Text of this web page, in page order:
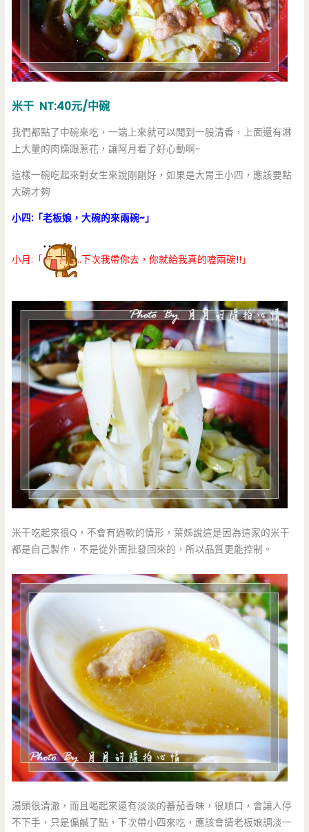
米干 NT:40元/中碗
我們都點了中碗來吃，一端上來就可以聞到一股清香，上面還有淋
上大量的肉燥跟蔥花，讓阿月看了好心動啊~
這樣一碗吃起來對女生來說剛剛好，如果是大胃王小四，應該要點
大碗才夠
小四:「老板娘，大碗的來兩碗~」
小月:「 ..下次我帶你去，你就給我真的嗑兩碗!!」
米干吃起來很Q，不會有過軟的情形，葉姊說這是因為這家的米干
都是自己製作，不是從外面批發回來的，所以品質更能控制。
湯頭很清澈，而且喝起來還有淡淡的蕃茄香味，很順口，會讓人停
不下手，只是偏鹹了點，下次帶小四來吃，應該會請老板娘調淡一